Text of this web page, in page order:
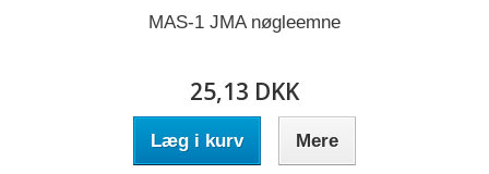
MAS-1 JMA nøgleemne
25,13 DKK
Læg i kurv Mere